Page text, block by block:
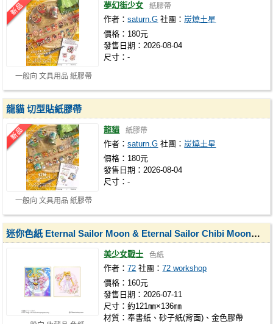
一般向 文具用品 紙膠帶
夢幻街少女 紙膠帶
作者：saturn.G 社團： 炭燒土星
價格：180元
發售日期：2026-08-04
尺寸：-
一般向 文具用品 紙膠帶
龍貓 切型貼紙膠帶
龍貓 紙膠帶
作者：saturn.G 社團： 炭燒土星
價格：180元
發售日期：2026-08-04
尺寸：-
迷你色紙 Eternal Sailor Moon & Eternal Sailor Chibi Moon／新希蕾妮蒂女王＆小淑女
美少女戰士 色紙
作者：72 社團：72 workshop
價格：160元
發售日期：2026-07-11
尺寸：約121㎜×136㎜
材質：奉書紙、砂子紙(背面)、金色膠帶